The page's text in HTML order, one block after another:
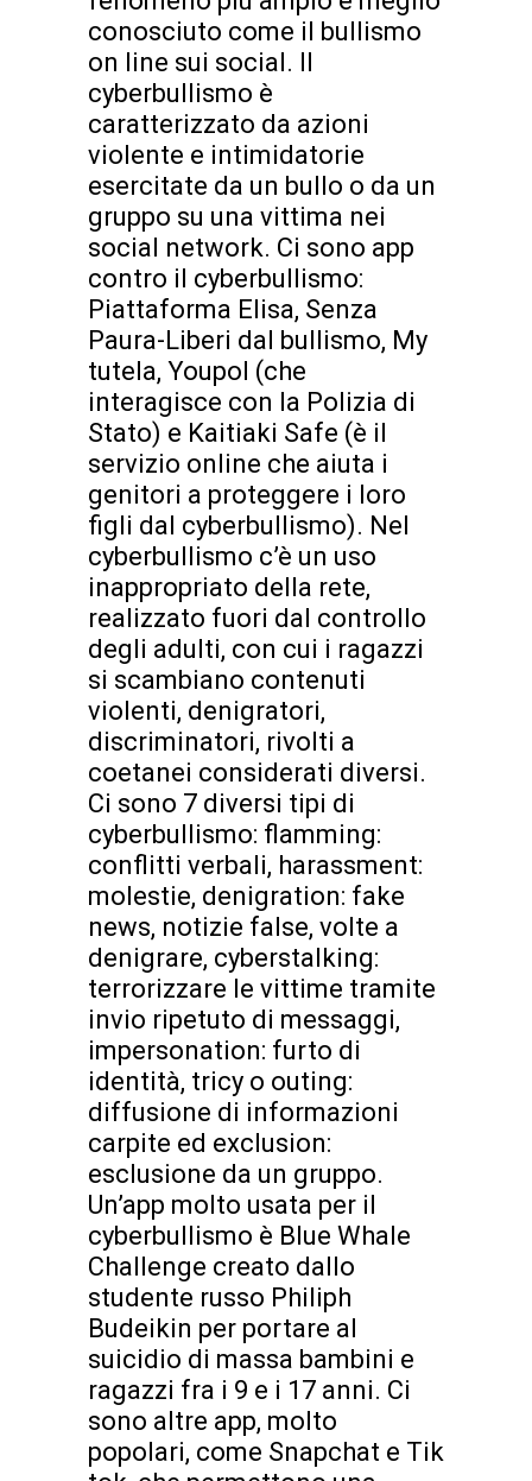
conosciuto come il bullismo
on line sui social. Il
cyberbullismo è
caratterizzato da azioni
violente e intimidatorie
esercitate da un bullo o da un
gruppo su una vittima nei
social network. Ci sono app
contro il cyberbullismo:
Piattaforma Elisa, Senza
Paura-Liberi dal bullismo, My
tutela, Youpol (che
interagisce con la Polizia di
Stato) e Kaitiaki Safe (è il
servizio online che aiuta i
genitori a proteggere i loro
figli dal cyberbullismo). Nel
cyberbullismo c’è un uso
inappropriato della rete,
realizzato fuori dal controllo
degli adulti, con cui i ragazzi
si scambiano contenuti
violenti, denigratori,
discriminatori, rivolti a
coetanei considerati diversi.
Ci sono 7 diversi tipi di
cyberbullismo: flamming:
conflitti verbali, harassment:
molestie, denigration: fake
news, notizie false, volte a
denigrare, cyberstalking:
terrorizzare le vittime tramite
invio ripetuto di messaggi,
impersonation: furto di
identità, tricy o outing:
diffusione di informazioni
carpite ed exclusion:
esclusione da un gruppo.
Un’app molto usata per il
cyberbullismo è Blue Whale
Challenge creato dallo
studente russo Philiph
Budeikin per portare al
suicidio di massa bambini e
ragazzi fra i 9 e i 17 anni. Ci
sono altre app, molto
popolari, come Snapchat e Tik